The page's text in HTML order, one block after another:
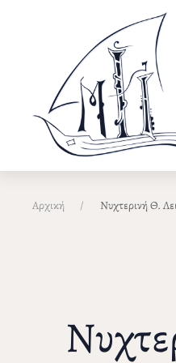
περιεχόμενο
Αρχική Νυχτερινή Θ.